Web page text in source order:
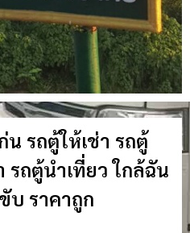
รถตู้ให้เช่า รถตู้
รถตู้นำเที่ยว ใกล้ฉัน
บ ราคาถูก